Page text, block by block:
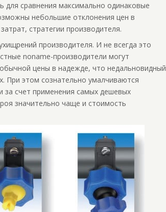
для сравнения максимально одинаковые
небольшие отклонения цен в
стратегии производителя.
производителя. И не всегда это
noname-производители могут
цены в надежде, что недальновидный
При этом сознательно умалчиваются
за счет применения самых дешевых
значительно чаще и стоимость